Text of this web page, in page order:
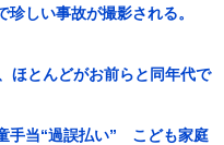
珍しい事故が撮影される。
ほとんどがお前らと同年代で
手当“過誤払い” こども家庭